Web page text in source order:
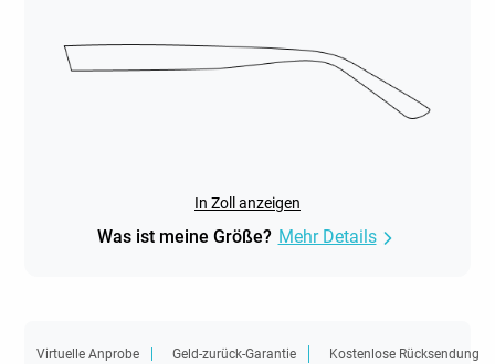
In Zoll anzeigen
Was ist meine Größe? Mehr Details
Virtuelle Anprobe Geld-zurück-Garantie Kostenlose Rücksendung